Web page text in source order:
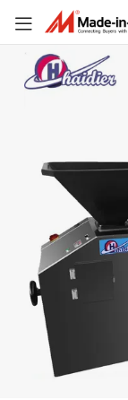
자동 피자 반죽 롤링네